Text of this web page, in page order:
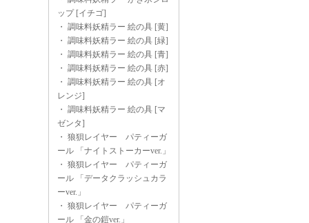
ップ [イチゴ]
・ 調味料妖精ラー 絵の具 [黄]
・ 調味料妖精ラー 絵の具 [緑]
・ 調味料妖精ラー 絵の具 [青]
・ 調味料妖精ラー 絵の具 [赤]
・ 調味料妖精ラー 絵の具 [オ
レンジ]
・ 調味料妖精ラー 絵の具 [マ
ゼンタ]
・ 狼狽レイヤー パティーガ
ール 「ナイトストーカーver.」
・ 狼狽レイヤー パティーガ
ール 「データクラッシュカラ
ーver.」
・ 狼狽レイヤー パティーガ
ール 「金の鎧ver.」